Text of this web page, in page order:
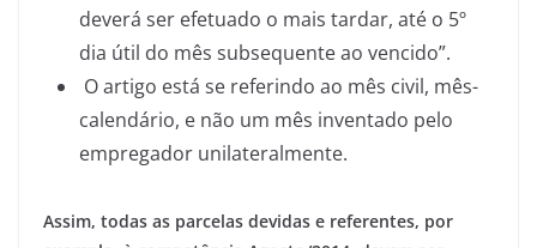
deverá ser efetuado o mais tardar, até o 5º
dia útil do mês subsequente ao vencido”.
O artigo está se referindo ao mês civil, mês-
calendário, e não um mês inventado pelo
empregador unilateralmente.
Assim, todas as parcelas devidas e referentes, por